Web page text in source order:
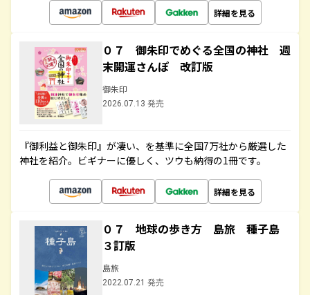
詳細を見る
０７ 御朱印でめぐる全国の神社 週
末開運さんぽ 改訂版
御朱印
2026.07.13 発売
『御利益と御朱印』が凄い、を基準に全国7万社から厳選した
神社を紹介。ビギナーに優しく、ツウも納得の1冊です。
詳細を見る
０７ 地球の歩き方 島旅 種子島
３訂版
島旅
2022.07.21 発売